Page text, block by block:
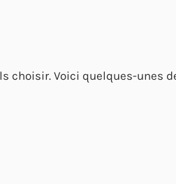
choisir. Voici quelques-unes